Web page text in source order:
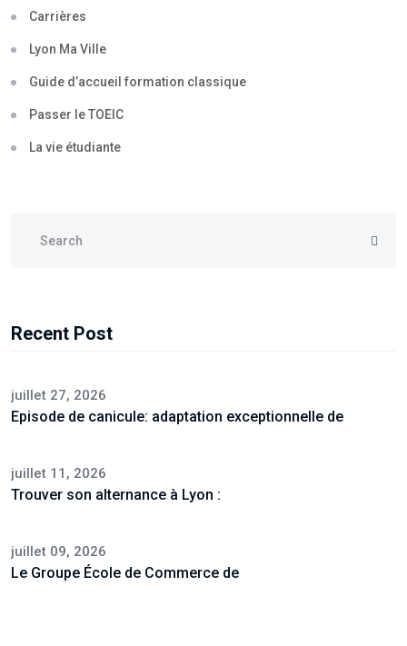
Carrières
Lyon Ma Ville
Guide d’accueil formation classique
Passer le TOEIC
La vie étudiante
Recent Post
juillet 27, 2026
Episode de canicule: adaptation exceptionnelle de
juillet 11, 2026
Trouver son alternance à Lyon :
juillet 09, 2026
Le Groupe École de Commerce de